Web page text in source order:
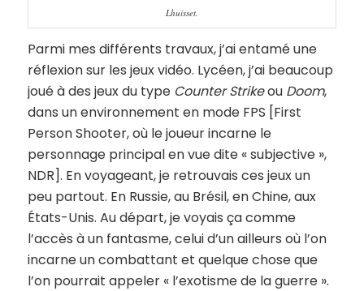
Lhuisset.
Parmi mes différents travaux, j’ai entamé une
réflexion sur les jeux vidéo. Lycéen, j’ai beaucoup
joué à des jeux du type Counter Strikeou Doom,
dans un environnement en mode FPS [First
Person Shooter, où le joueur incarne le
personnage principal en vue dite « subjective »,
NDR]. En voyageant, je retrouvais ces jeux un
peu partout. En Russie, au Brésil, en Chine, aux
États-Unis. Au départ, je voyais ça comme
l’accès à un fantasme, celui d’un ailleurs où l’on
incarne un combattant et quelque chose que
l’on pourrait appeler « l’exotisme de la guerre ».